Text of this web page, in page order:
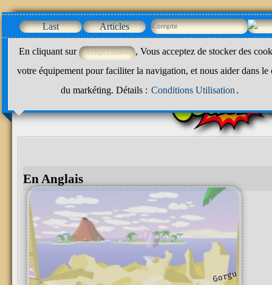
Last Articles
En cliquant sur
, Vous acceptez de stocker des
votre équipement pour faciliter la navigation, et nous aider dans le
du markéting. Détails : Conditions Utilisation .
En Anglais
g
o
r
gu